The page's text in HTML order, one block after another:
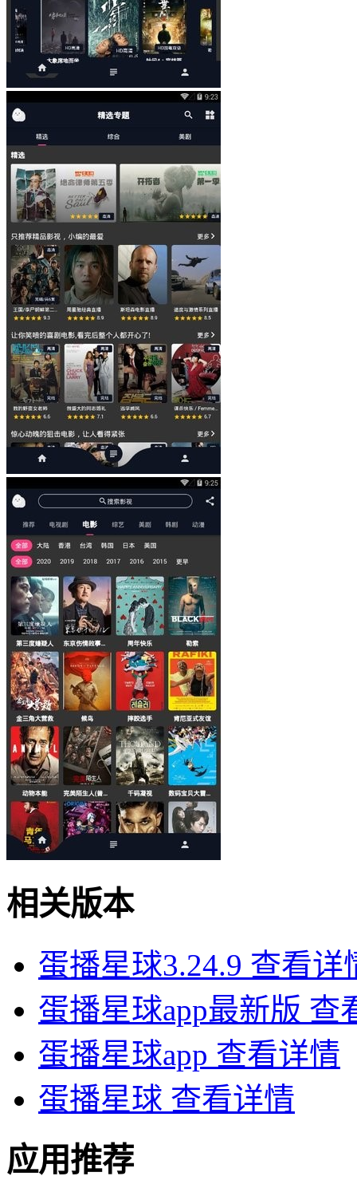
相关版本
蛋播星球3.24.9 查看详
蛋播星球app最新版 查
蛋播星球app 查看详情
蛋播星球 查看详情
应用推荐